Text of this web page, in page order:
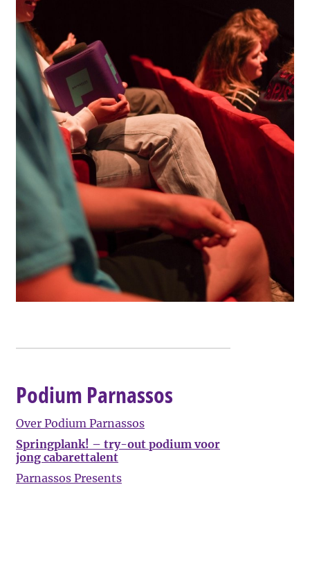
Podium Parnassos
Over Podium Parnassos
Springplank! – try-out podium voor
jong cabarettalent
Parnassos Presents